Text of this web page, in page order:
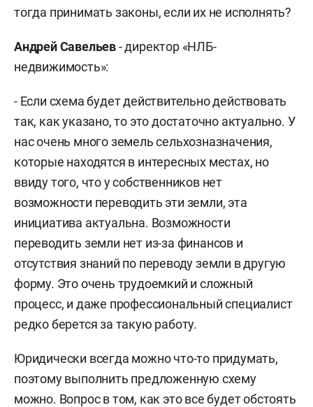
тогда принимать законы, если их не исполнять?
Андрей Савельев- директор «НЛБ-
недвижимость»:
- Если схема будет действительно действовать
так, как указано, то это достаточно актуально. У
нас очень много земель сельхозназначения,
которые находятся в интересных местах, но
ввиду того, что у собственников нет
возможности переводить эти земли, эта
инициатива актуальна. Возможности
переводить земли нет из-за финансов и
отсутствия знаний по переводу земли в другую
форму. Это очень трудоемкий и сложный
процесс, и даже профессиональный специалист
редко берется за такую работу.
Юридически всегда можно что-то придумать,
поэтому выполнить предложенную схему
можно. Вопрос в том, как это все будет обстоять